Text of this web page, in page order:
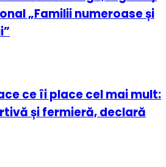
„Familii numeroase și
ce îi place cel mai mult:
și fermieră, declară